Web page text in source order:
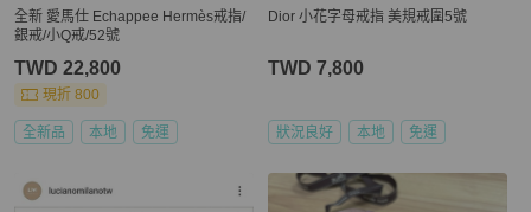
全新 愛馬仕 Echappee Hermès戒指/
銀戒/小Q戒/52號
TWD 22,800
現折 800
全新品 本地 免運
Dior 小花字母戒指 美規戒圍5號
TWD 7,800
狀況良好 本地 免運